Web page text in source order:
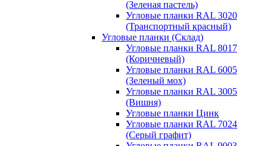
(Зеленая пастель)
Угловые планки RAL 3020
(Транспортный красный)
Угловые планки (Склад)
Угловые планки RAL 8017
(Коричневый)
Угловые планки RAL 6005
(Зеленый мох)
Угловые планки RAL 3005
(Вишня)
Угловые планки Цинк
Угловые планки RAL 7024
(Серый графит)